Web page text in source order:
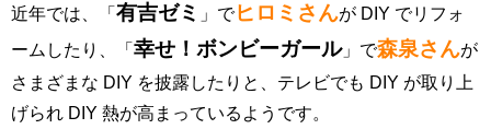
近年では、「 有吉ゼミ 」でヒロミさんが DIY でリフォ
ームしたり、「 幸せ！ボンビーガール」で森泉さんが
さまざまな DIY を披露したりと、テレビでも DIY が取り上
げられ DIY 熱が高まっているようです。